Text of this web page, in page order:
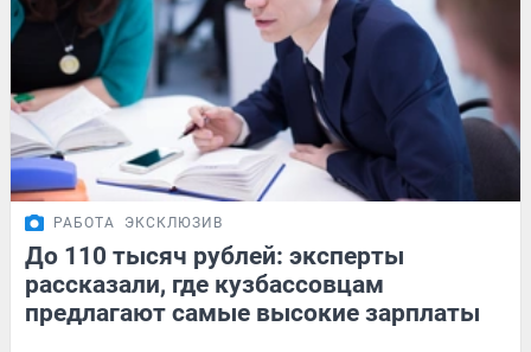
РАБОТА ЭКСКЛЮЗИВ
До 110 тысяч рублей: эксперты
рассказали, где кузбассовцам
предлагают самые высокие зарплаты